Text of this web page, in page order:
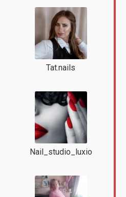
Tat.nails
Nail_studio_luxio